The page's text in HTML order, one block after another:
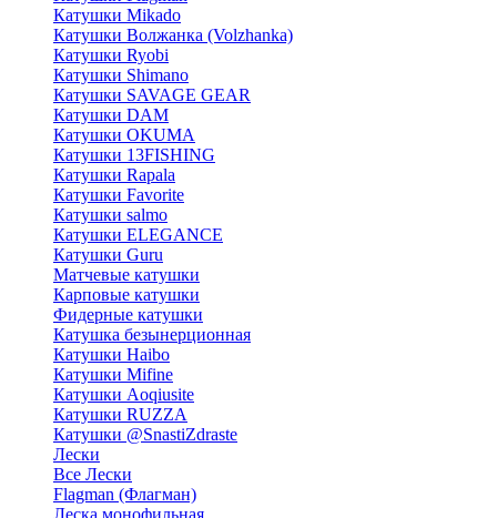
Катушки Mikado
Катушки Волжанка (Volzhanka)
Катушки Ryobi
Катушки Shimano
Катушки SAVAGE GEAR
Катушки DAM
Катушки OKUMA
Катушки 13FISHING
Катушки Rapala
Катушки Favorite
Катушки salmo
Катушки ELEGANCE
Катушки Guru
Матчевые катушки
Карповые катушки
Фидерные катушки
Катушка безынерционная
Катушки Haibo
Катушки Mifine
Катушки Aoqiusite
Катушки RUZZA
Катушки @SnastiZdraste
Лески
Все Лески
Flagman (Флагман)
Леска монофильная